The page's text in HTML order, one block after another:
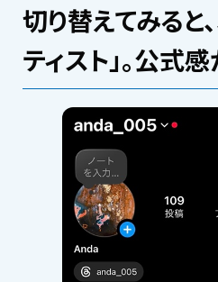
切り替えてみると
ティスト」。公式感